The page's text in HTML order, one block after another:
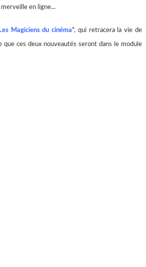
en ligne...
Les Magiciens du cinéma", qui retracera la vie de
que ces deux nouveautés seront dans le module